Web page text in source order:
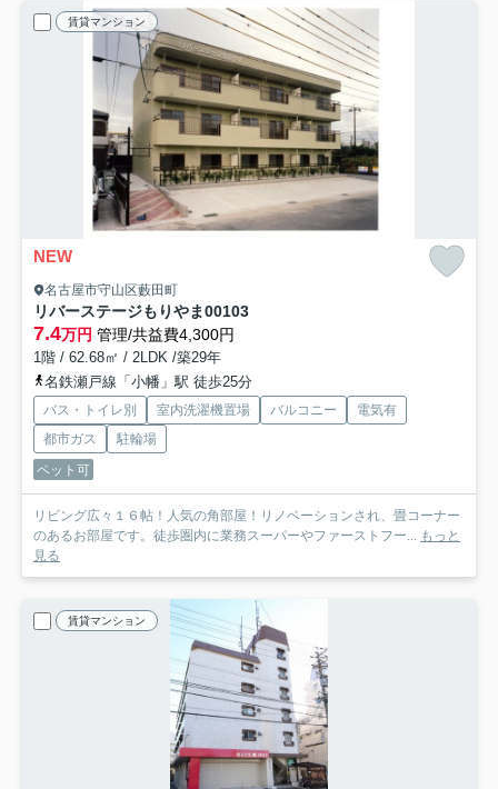
賃貸マンション
NEW
名古屋市守山区藪田町
リバーステージもりやま00103
7.4万円 管理/共益費4,300円
1階 / 62.68㎡ / 2LDK /築29年
名鉄瀬戸線「小幡」駅 徒歩25分
バス・トイレ別 室内洗濯機置場 バルコニー
電気有
都市ガス
駐輪場
ペット可
リビング広々１６帖！人気の角部屋！リノベーションされ、畳コーナー
のあるお部屋です。徒歩圏内に業務スーパーやファーストフー... もっと
見る
賃貸マンション